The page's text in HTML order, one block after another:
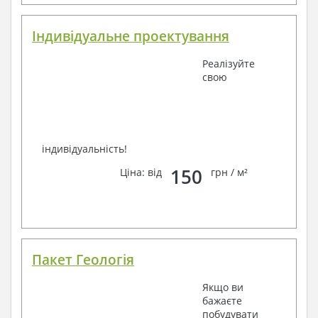
Індивідуальне проектування
Реалізуйте
свою
індивідуальність!
Ціна: від
150 грн / м²
Пакет Геологія
Якщо ви
бажаєте
побудувати